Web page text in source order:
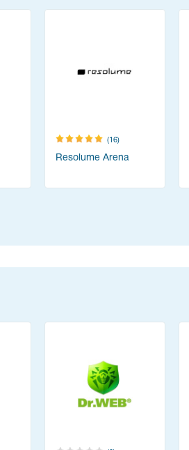
(16)
Resolume Arena